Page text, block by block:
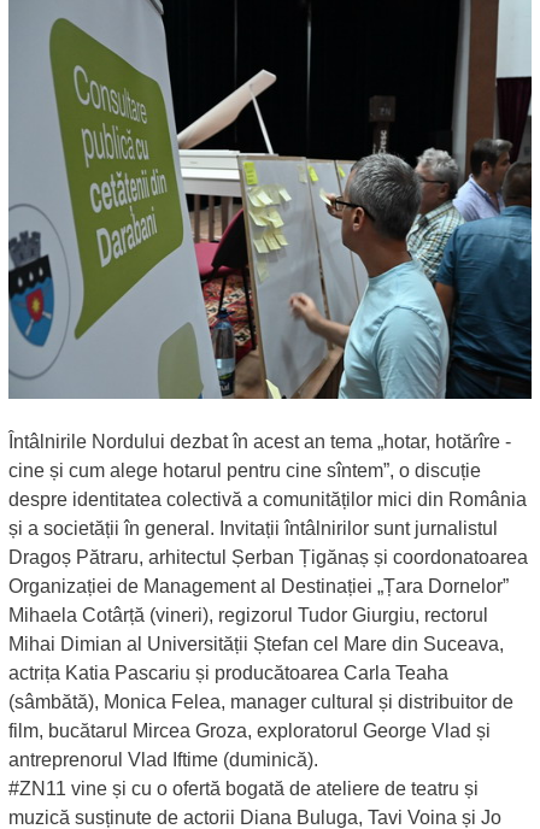
Întâlnirile Nordului dezbat în acest an tema „hotar, hotărîre -
cine și cum alege hotarul pentru cine sîntem”, o discuție
despre identitatea colectivă a comunităților mici din România
și a societății în general. Invitații întâlnirilor sunt jurnalistul
Dragoș Pătraru, arhitectul Șerban Țigănaș și coordonatoarea
Organizației de Management al Destinației „Țara Dornelor”
Mihaela Cotârță (vineri), regizorul Tudor Giurgiu, rectorul
Mihai Dimian al Universității Ștefan cel Mare din Suceava,
actrița Katia Pascariu și producătoarea Carla Teaha
(sâmbătă), Monica Felea, manager cultural și distribuitor de
film, bucătarul Mircea Groza, exploratorul George Vlad și
antreprenorul Vlad Iftime (duminică).
#ZN11 vine și cu o ofertă bogată de ateliere de teatru și
muzică susținute de actorii Diana Buluga, Tavi Voina și Jo